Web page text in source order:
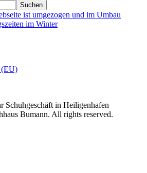
Suchen
ist umgezogen und im Umbau
im Winter
Schuhgeschäft in Heiligenhafen
Bumann. All rights reserved.